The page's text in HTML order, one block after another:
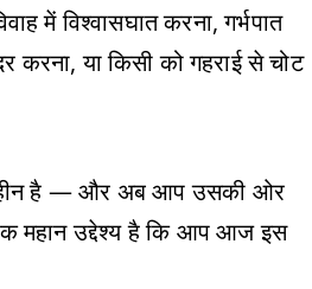
में विश्वासघात करना, गर्भपात
करना, या किसी को गहराई से चोट
है — और अब आप उसकी ओर
महान उद्देश्य है कि आप आज इस